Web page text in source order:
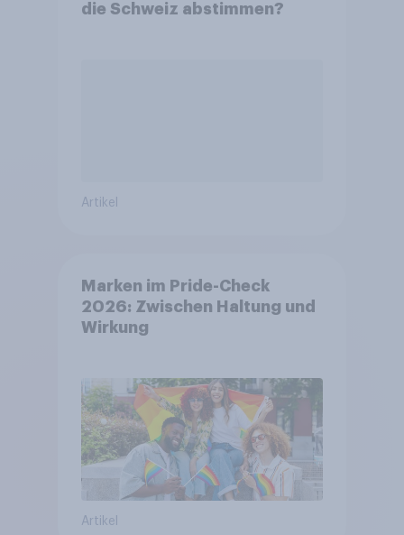
die Schweiz abstimmen?
Artikel
Marken im Pride-Check
2026: Zwischen Haltung und
Wirkung
Artikel